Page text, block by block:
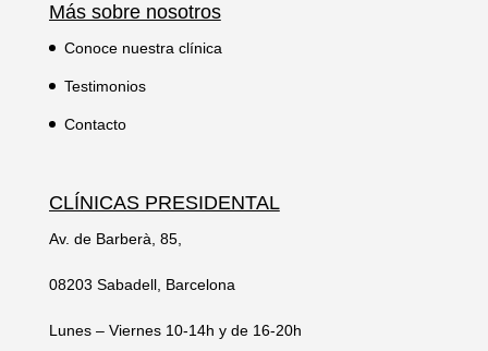
Más sobre nosotros
Conoce nuestra clínica
Testimonios
Contacto
CLÍNICAS PRESIDENTAL
Av. de Barberà, 85,
08203 Sabadell, Barcelona
Lunes – Viernes 10-14h y de 16-20h